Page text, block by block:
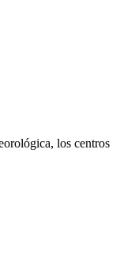
los centros